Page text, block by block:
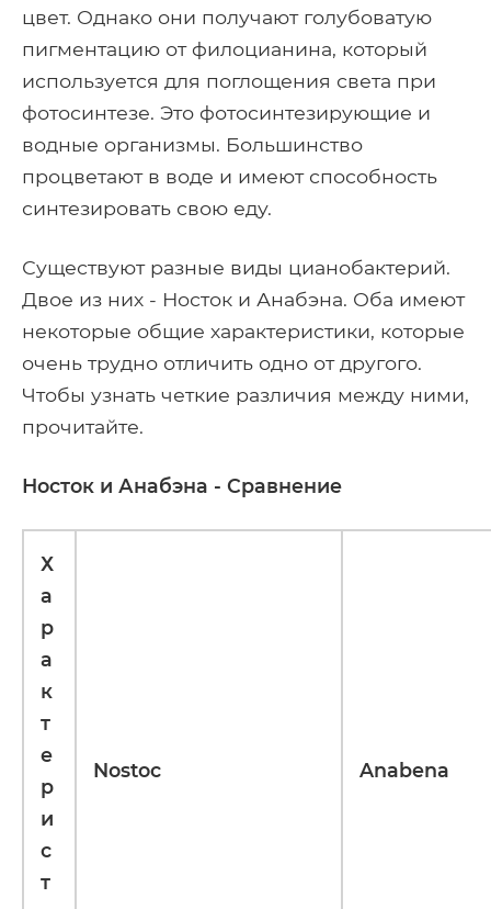
цвет. Однако они получают голубоватую
пигментацию от филоцианина, который
используется для поглощения света при
фотосинтезе. Это фотосинтезирующие и
водные организмы. Большинство
процветают в воде и имеют способность
синтезировать свою еду.
Существуют разные виды цианобактерий.
Двое из них - Носток и Анабэна. Оба имеют
некоторые общие характеристики, которые
очень трудно отличить одно от другого.
Чтобы узнать четкие различия между ними,
прочитайте.
Носток и Анабэна - Сравнение
Х
а
р
а
к
т
е
р
и
с
т
Nostoc Anabena